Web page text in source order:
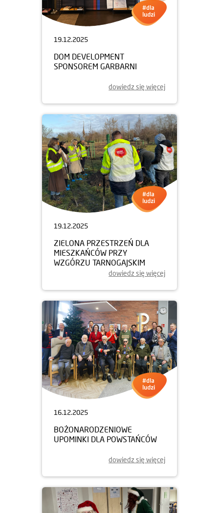
19.12.2025
DOM DEVELOPMENT
SPONSOREM GARBARNI
dowiedz się więcej
19.12.2025
ZIELONA PRZESTRZEŃ DLA
MIESZKAŃCÓW PRZY
WZGÓRZU TARNOGAJSKIM
dowiedz się więcej
16.12.2025
BOŻONARODZENIOWE
UPOMINKI DLA POWSTAŃCÓW
dowiedz się więcej